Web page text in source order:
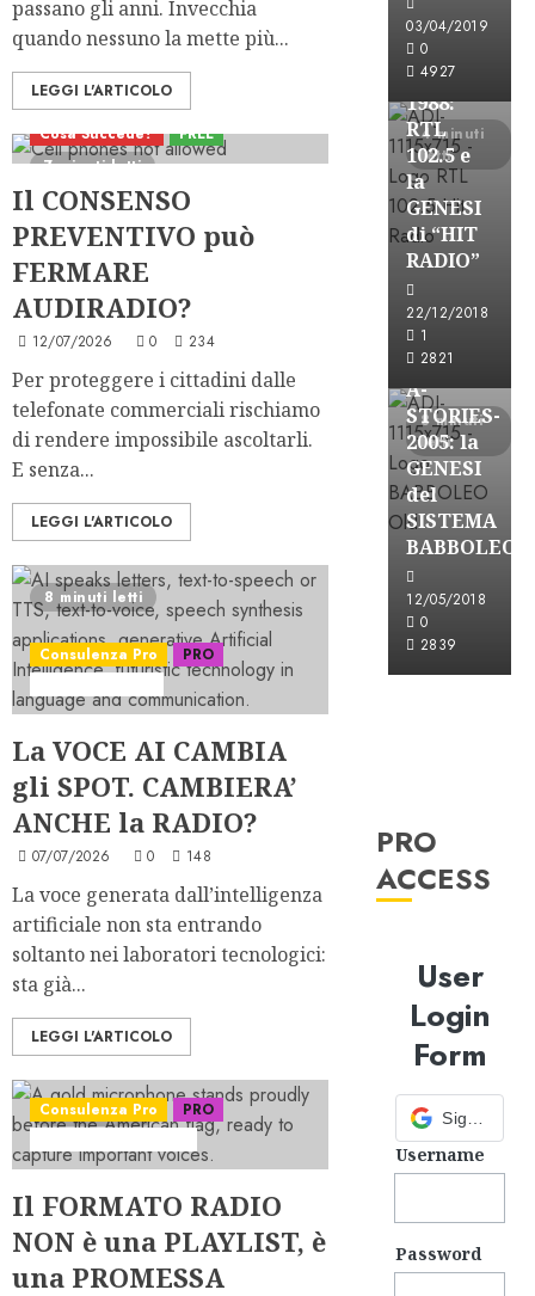
passano gli anni. Invecchia
quando nessuno la mette più...
LEGGI L'ARTICOLO
7 minuti letti
Cosa Succede? FREE
Il CONSENSO
PREVENTIVO può
FERMARE
AUDIRADIO?
12/07/2026 0 234
Per proteggere i cittadini dalle
telefonate commerciali rischiamo
di rendere impossibile ascoltarli.
E senza...
LEGGI L'ARTICOLO
8 minuti letti
Consulenza Pro
PRO
La VOCE AI CAMBIA
gli SPOT. CAMBIERA’
ANCHE la RADIO?
07/07/2026 0 148
La voce generata dall’intelligenza
artificiale non sta entrando
soltanto nei laboratori tecnologici:
sta già...
LEGGI L'ARTICOLO
5 minuti letti
Consulenza Pro
PRO
Il FORMATO RADIO
NON è una PLAYLIST, è
una PROMESSA
03/04/2019
0
4927
4 minuti
letti
FREE
A-
STORIES-
1988:
RTL
102.5 e
la
GENESI
di “HIT
RADIO”
22/12/2018
1
2821
8 minuti
letti
Formazione
FREE
A-
STORIES-
2005: la
GENESI
del
SISTEMA
BABBOLEO
12/05/2018
0
2839
PRO
ACCESS
User
Login
Form
Username
Password